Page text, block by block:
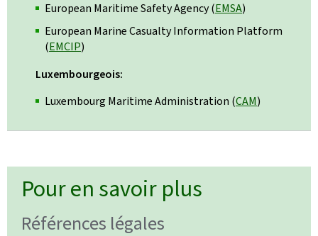
European Maritime Safety Agency (EMSA)
European Marine Casualty Information Platform
(EMCIP)
Luxembourgeois:
Luxembourg Maritime Administration (CAM)
Pour en savoir plus
Références légales